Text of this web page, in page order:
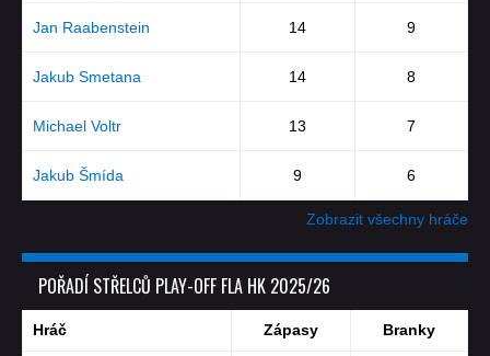
Jan Raabenstein 14 9
Jakub Smetana 14 8
Michael Voltr 13 7
Jakub Šmída 9 6
Zobrazit všechny hráče
POŘADÍ STŘELCŮ PLAY-OFF FLA HK 2025/26
Hráč Zápasy Branky